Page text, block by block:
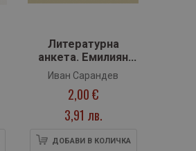
Литературна
анкета. Емилиян
Станев
Иван Сарандев
2,00 €
3,91 лв.
ДОБАВИ В КОЛИЧКА